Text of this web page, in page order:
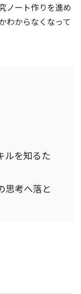
ノート作りを進め
わからなくなって
ルを知るた
思考へ落と